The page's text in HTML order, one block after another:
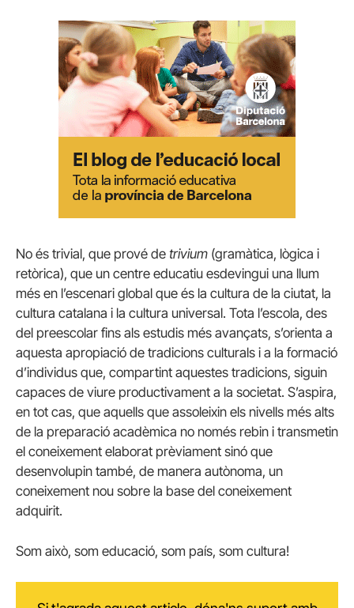
No és trivial, que prové de trivium (gramàtica, lògica i
retòrica), que un centre educatiu esdevingui una llum
més en l’escenari global que és la cultura de la ciutat, la
cultura catalana i la cultura universal. Tota l’escola, des
del preescolar fins als estudis més avançats, s’orienta a
aquesta apropiació de tradicions culturals i a la formació
d’individus que, compartint aquestes tradicions, siguin
capaces de viure productivament a la societat. S’aspira,
en tot cas, que aquells que assoleixin els nivells més alts
de la preparació acadèmica no només rebin i transmetin
el coneixement elaborat prèviament sinó que
desenvolupin també, de manera autònoma, un
coneixement nou sobre la base del coneixement
adquirit.
Som això, som educació, som país, som cultura!